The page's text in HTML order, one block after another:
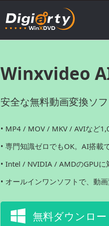
Winxvideo
安全な無料動画変換ソ
• MP4 / MOV / MKV / AVIなど
• 専門知識ゼロでもOK。AI搭載
• Intel / NVIDIA / AMDのGPUに
• オールインワンソフトで、動
無料ダウンロー